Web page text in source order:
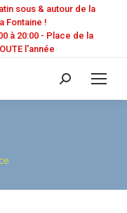
sous & autour de la
Fontaine !
à 20:00 - Place de la
l'année
Recherche
: